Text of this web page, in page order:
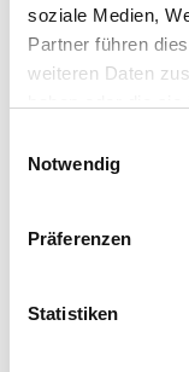
soziale Medien,
Partner führen
weiteren Daten
Notwendig
Präferenzen
Statistiken
Anzahl
Anreisetag im
Sie
Reisedauer
Reisezeitraumes
Hausbeschreibung